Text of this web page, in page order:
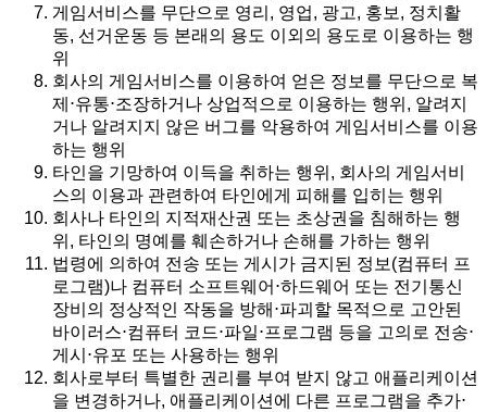
게임서비스를 무단으로 영리, 영업, 광고, 홍보, 정치활
동, 선거운동 등 본래의 용도 이외의 용도로 이용하는 행
위
회사의 게임서비스를 이용하여 얻은 정보를 무단으로 복
제⋅유통⋅조장하거나 상업적으로 이용하는 행위, 알려지
거나 알려지지 않은 버그를 악용하여 게임서비스를 이용
하는 행위
타인을 기망하여 이득을 취하는 행위, 회사의 게임서비
스의 이용과 관련하여 타인에게 피해를 입히는 행위
회사나 타인의 지적재산권 또는 초상권을 침해하는 행
위, 타인의 명예를 훼손하거나 손해를 가하는 행위
법령에 의하여 전송 또는 게시가 금지된 정보(컴퓨터 프
로그램)나 컴퓨터 소프트웨어⋅하드웨어 또는 전기통신
장비의 정상적인 작동을 방해⋅파괴할 목적으로 고안된
바이러스⋅컴퓨터 코드⋅파일⋅프로그램 등을 고의로 전송⋅
게시⋅유포 또는 사용하는 행위
회사로부터 특별한 권리를 부여 받지 않고 애플리케이션
을 변경하거나, 애플리케이션에 다른 프로그램을 추가⋅